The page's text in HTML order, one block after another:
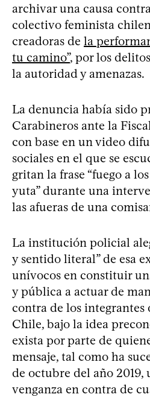
archivar una causa
colectivo feminista
creadoras de la
tu camino”, por los
la autoridad y amenazas.
La denuncia había sido
Carabineros ante la
con base en un video
sociales en el que se
gritan la frase “fuego a
yuta” durante una
las afueras de una
La institución policial
y sentido literal” de esa
unívocos en constituir
y pública a actuar de
contra de los integrantes
Chile, bajo la idea
exista por parte de
mensaje, tal como ha
de octubre del año
venganza en contra de